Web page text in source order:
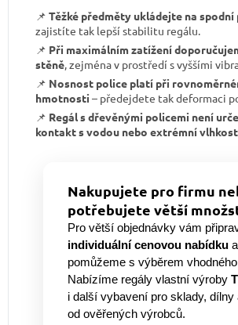
📌 Těžké předměty ukládejte na spodní
zajistíte tak lepší stabilitu regálu.
📌 Při maximálním zatížení
stěně, zejména v prostředí s vyššími
📌 Nosnost police platí při
hmotnosti – předejdete tak deformaci
📌 Regál s dřevěnými policemi není
kontakt s vodou nebo extrémní
Nakupujete pro firmu
potřebujete větší
Pro větší objednávky vám
individuální cenovou nabídku a
pomůžeme s výběrem
Nabízíme regály vlastní výroby
i další vybavení pro sklady, dílny
od ověřených výrobců.